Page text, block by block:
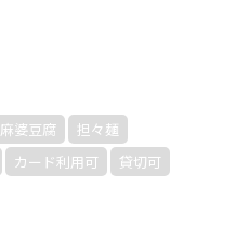
麻婆豆腐
担々麺
カード利用可 貸切可